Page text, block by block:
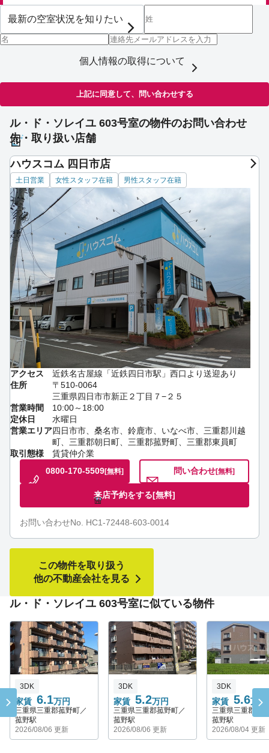
個人情報の取得について
上記に同意して、問い合わせする
ル・ド・ソレイユ 603号室の物件のお問い合わせ
先・取り扱い店舗
ハウスコム 四日市店
土日営業 女性スタッフ在籍 男性スタッフ在籍
アクセス
近鉄名古屋線「近鉄四日市駅」西口より送迎あり
住所
〒510-0064
三重県四日市市新正２丁目７−２５
営業時間
10:00～18:00
定休日
水曜日
営業エリア四日市市、桑名市、鈴鹿市、いなべ市、三重郡川越
町、三重郡朝日町、三重郡菰野町、三重郡東員町
取引態様
賃貸仲介業
0800-170-5509[無料] 問い合わせ[無料]
来店予約をする[無料]
お問い合わせNo. HC1-72448-603-0014
この物件を取り扱う
他の不動産会社を見る
ル・ド・ソレイユ 603号室に似ている物件
家賃 6.1万円
3DK
三重県三重郡菰野町／
菰野駅
2026/08/06 更新
家賃 5.2万円
3DK
三重県三重郡菰野町／
菰野駅
2026/08/06 更新
家賃 5.6万円
3DK
三重県三重郡菰
菰野駅
2026/08/04 更新